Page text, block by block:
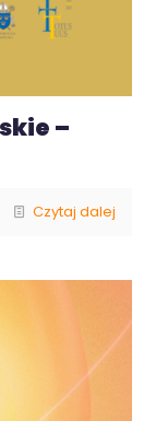
–
Czytaj dalej